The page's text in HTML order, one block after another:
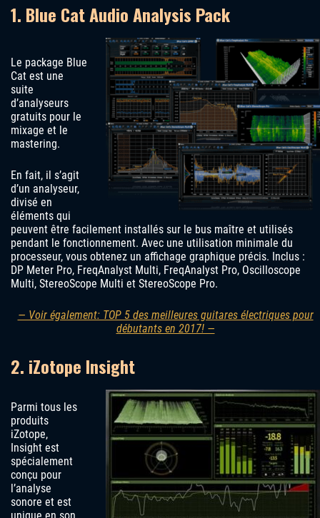
1. Blue Cat Audio Analysis Pack
Le package Blue
Cat est une
suite
d’analyseurs
gratuits pour le
mixage et le
mastering.
En fait, il s’agit
d’un analyseur,
divisé en
éléments qui
peuvent être facilement installés sur le bus maître et utilisés
pendant le fonctionnement. Avec une utilisation minimale du
processeur, vous obtenez un affichage graphique précis. Inclus :
DP Meter Pro, FreqAnalyst Multi, FreqAnalyst Pro, Oscilloscope
Multi, StereoScope Multi et StereoScope Pro.
— Voir également: TOP 5 des meilleures guitares électriques pour
débutants en 2017! —
2. iZotope Insight
Parmi tous les
produits
iZotope,
Insight est
spécialement
conçu pour
l’analyse
sonore et est
unique en son